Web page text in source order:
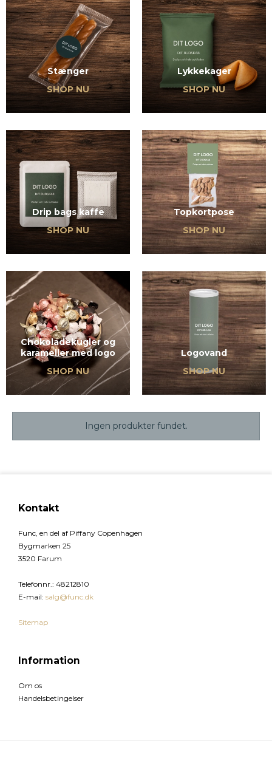
Stænger
SHOP NU
Lykkekager
SHOP NU
Drip bags kaffe
SHOP NU
Topkortpose
SHOP NU
Chokoladekugler og
karameller med logo
SHOP NU
Logovand
SHOP NU
Ingen produkter fundet.
Kontakt
Func, en del af Piffany Copenhagen
Bygmarken 25
3520 Farum
Telefonnr.: 48212810
E-mail: salg@func.dk
Sitemap
Information
Om os
Handelsbetingelser